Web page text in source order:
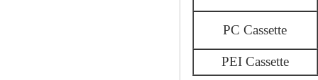
PC Cassette
PEI Cassette